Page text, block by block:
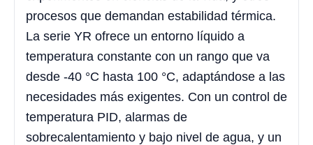
procesos que demandan estabilidad térmica.
La serie YR ofrece un entorno líquido a
temperatura constante con un rango que va
desde -40 °C hasta 100 °C, adaptándose a las
necesidades más exigentes. Con un control de
temperatura PID, alarmas de
sobrecalentamiento y bajo nivel de agua, y un